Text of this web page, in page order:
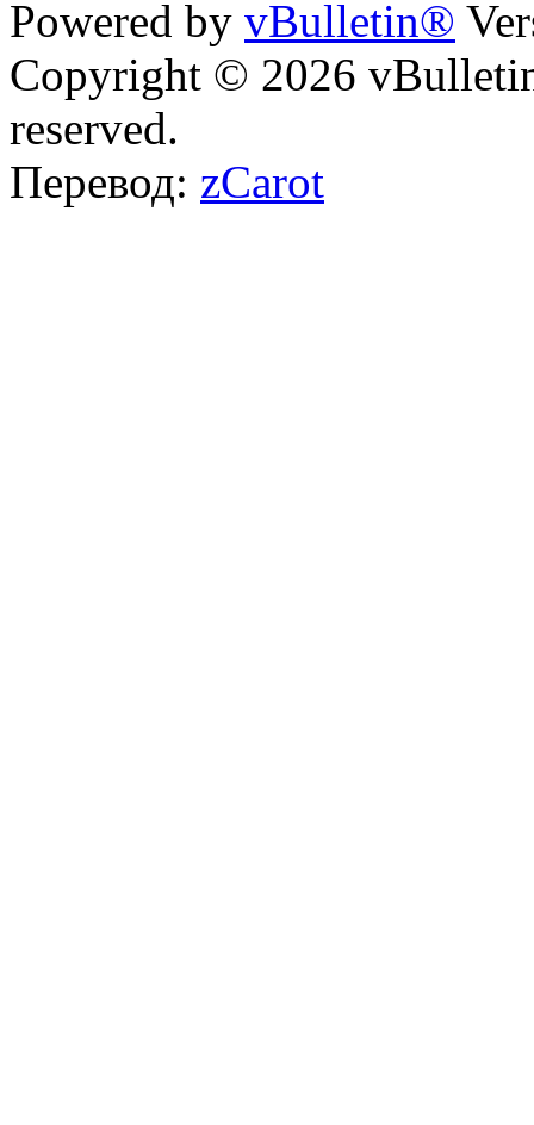
Powered by vBulletin®
Copyright © 2026
reserved.
Перевод: zCarot